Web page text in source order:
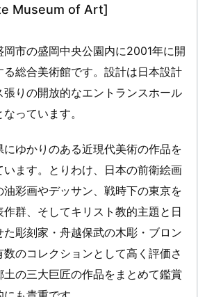
Museum of Art]
市の盛岡中央公園内に2001年に開
総合美術館です。設計は日本設計
りの開放的なエントランスホール
っています。
ゆかりのある近現代美術の作品を
ます。とりわけ、日本の前衛絵画
彩画やデッサン、戦時下の東京を
群、そしてキリスト教的主題と日
彫刻家・舟越保武の木彫・ブロン
のコレクションとして高く評価さ
の三大巨匠の作品をまとめて鑑賞